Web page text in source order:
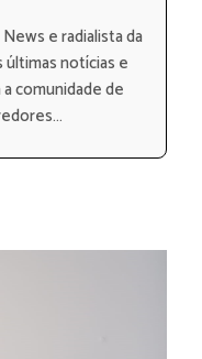
e radialista da
últimas notícias e
comunidade de